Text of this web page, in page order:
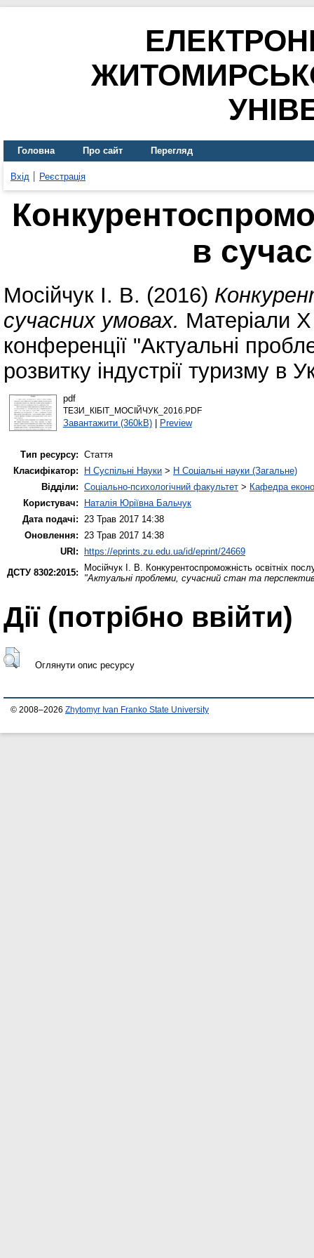
Головна Про сайт Перегляд
Вхід Реєстрація
в
Мосійчук І. В. (2016)
сучасних умовах. Матеріали
конференції "Актуальні
розвитку індустрії туризму в
pdf
ТЕЗИ_КІБІТ_МОСІЙЧУК_2016.PDF
Завантажити (360kB)| Preview
Тип ресурсу: Стаття
Класифікатор:
H Суспільні Науки > H Соціальні науки (Загальне)
Відділи: Соціально-психологічний факультет > Кафедра
Користувач:
Наталія Юріївна Бальчук
Дата подачі: 23 Трав 2017 14:38
Оновлення: 23 Трав 2017 14:38
URI:
https://eprints.zu.edu.ua/id/eprint/24669
ДСТУ 8302:2015:
Мосійчук І. В. Конкурентоспроможність освітніх
"Актуальні проблеми, сучасний стан та
Дії ​​(потрібно ввійти)
Оглянути опис ресурсу
© 2008–2026 Zhytomyr Ivan Franko State University